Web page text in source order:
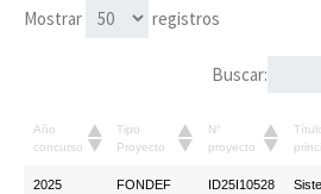
Mostrar registros
Buscar:
Año
concurso
Tipo
Proyecto
N°
proyecto
2025 FONDEF ID25I10528